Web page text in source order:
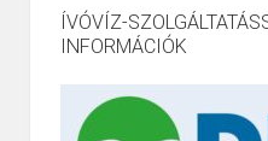
ÍVÓVÍZ-
INFORMÁCIÓK